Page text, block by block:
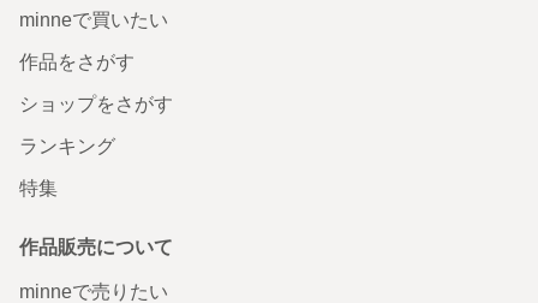
minneで買いたい
作品をさがす
ショップをさがす
ランキング
特集
作品販売について
minneで売りたい